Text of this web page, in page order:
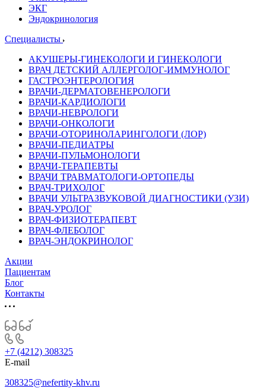
ЭКГ
Эндокринология
Специалисты
АКУШЕРЫ-ГИНЕКОЛОГИ И ГИНЕКОЛОГИ
ВРАЧ ДЕТСКИЙ АЛЛЕРГОЛОГ-ИММУНОЛОГ
ГАСТРОЭНТЕРОЛОГИЯ
ВРАЧИ-ДЕРМАТОВЕНЕРОЛОГИ
ВРАЧИ-КАРДИОЛОГИ
ВРАЧИ-НЕВРОЛОГИ
ВРАЧИ-ОНКОЛОГИ
ВРАЧИ-ОТОРИНОЛАРИНГОЛОГИ (ЛОР)
ВРАЧИ-ПЕДИАТРЫ
ВРАЧИ-ПУЛЬМОНОЛОГИ
ВРАЧИ-ТЕРАПЕВТЫ
ВРАЧИ ТРАВМАТОЛОГИ-ОРТОПЕДЫ
ВРАЧ-ТРИХОЛОГ
ВРАЧИ УЛЬТРАЗВУКОВОЙ ДИАГНОСТИКИ (УЗИ)
ВРАЧ-УРОЛОГ
ВРАЧ-ФИЗИОТЕРАПЕВТ
ВРАЧ-ФЛЕБОЛОГ
ВРАЧ-ЭНДОКРИНОЛОГ
Акции
Пациентам
Блог
Контакты
+7 (4212) 308325
E-mail
308325@nefertity-khv.ru